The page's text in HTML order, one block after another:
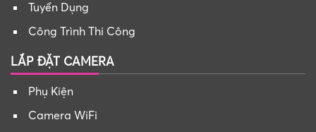
Tuyển Dụng
Công Trình Thi Công
LẮP ĐẶT CAMERA
Phụ Kiện
Camera WiFi